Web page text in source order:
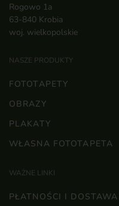
Rogowo 1a
63-840 Krobia
woj. wielkopolskie
NASZE PRODUKTY
FOTOTAPETY
OBRAZY
PLAKATY
WŁASNA FOTOTAPETA
WAŻNE LINKI
PŁATNOŚCI I DOSTAWA